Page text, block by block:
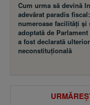
Cum urma să devină
adevărat paradis
numeroase facilităţi şi
adoptată de
a fost declarată ulterior
neconstituţională